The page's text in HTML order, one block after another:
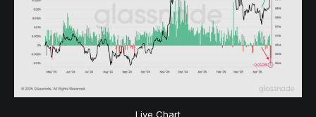
Live Chart